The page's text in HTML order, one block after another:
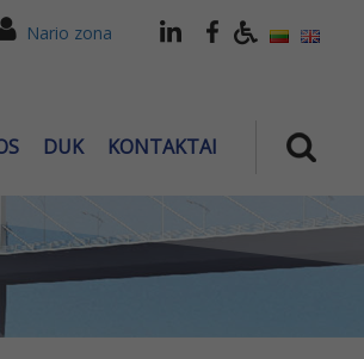
Nario zona
DUK KONTAKTAI